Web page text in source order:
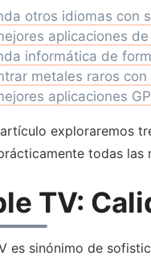
otros idiomas con
aplicaciones
informática de
metales raros
aplicaciones
exploraremos
todas las
TV:
es sinónimo de